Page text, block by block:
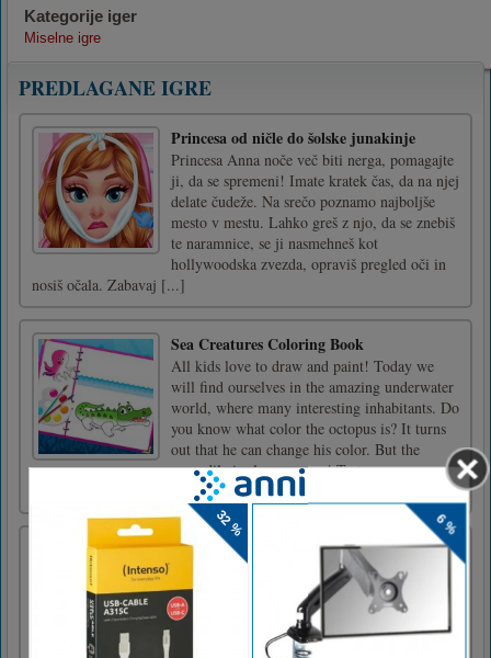
Kategorije iger
Miselne igre
PREDLAGANE IGRE
Princesa od ničle do šolske junakinje
Princesa Anna noče več biti nerga, pomagajte
ji, da se spremeni! Imate kratek čas, da na njej
delate čudeže. Na srečo poznamo najboljše
mesto v mestu. Lahko greš z njo, da se znebiš
te naramnice, se ji nasmehneš kot
hollywoodska zvezda, opraviš pregled oči in
nosiš očala. Zabavaj [...]
Sea Creatures Coloring Book
All kids love to draw and paint! Today we
will find ourselves in the amazing underwater
world, where many interesting inhabitants. Do
you know what color the octopus is? It turns
out that he can change his color. But the
crocodile is always green! Test your
knowledge by coloring [...]
Polnjenje kroglic
Kako igrati Ball Fill Povlecite, da prilagodite
in odbijete žoge, da napolnite Bucket.
Napolnite vsa vedra s kroglicami, da dosežete
raven navzgorNapolnite vedra tako, da